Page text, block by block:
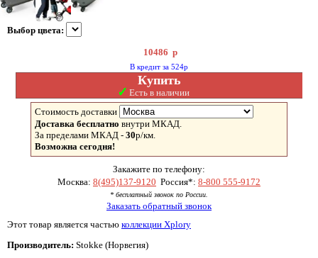
Выбор цвета:
10486 р
В кредит за 524р
Купить
✓ Есть в наличии
Стоимость доставки
Доставка бесплатно внутри МКАД.
За пределами МКАД - 30р/км.
Возможна сегодня!
Закажите по телефону:
Москва: 8(495)137-9120 Россия*: 8-800 555-9172
* бесплатный звонок по России.
Заказать обратный звонок
Этот товар является частью коллекции Xplory
Производитель: Stokke (Норвегия)